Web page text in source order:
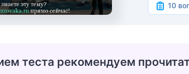
10
теста рекомендуем